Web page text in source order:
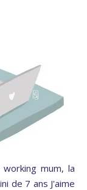
working mum, la
de 7 ans J'aime